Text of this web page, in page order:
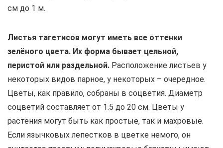
см до 1 м.
Листья тагетисов могут иметь все оттенки
зелёного цвета. Их форма бывает цельной,
перистой или раздельной. Расположение листьев у
некоторых видов парное, у некоторых – очередное.
Цветы, как правило, собраны в соцветия. Диаметр
соцветий составляет от 1.5 до 20 см. Цветы у
растения могут быть как простые, так и махровые.
Если язычковых лепестков в цветке немого, он